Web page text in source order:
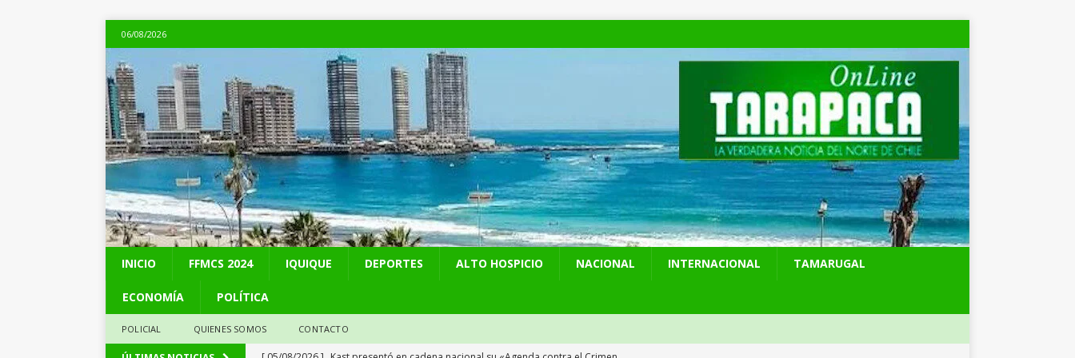
06/08/2026
INICIO FFMCS 2024 IQUIQUE DEPORTES ALTO HOSPICIO NACIONAL INTERNACIONAL TAMARUGAL
ECONOMÍA POLÍTICA
POLICIAL QUIENES SOMOS CONTACTO